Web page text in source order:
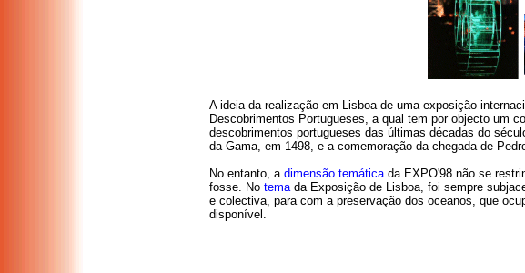
A ideia da realização em Lisboa de uma exposição
Descobrimentos Portugueses, a qual tem por objecto um
descobrimentos portugueses das últimas décadas do
da Gama, em 1498, e a comemoração da chegada de
No entanto, a dimensão temática da EXPO'98 não se
fosse. No tema da Exposição de Lisboa, foi sempre
e colectiva, para com a preservação dos oceanos, que
disponível.